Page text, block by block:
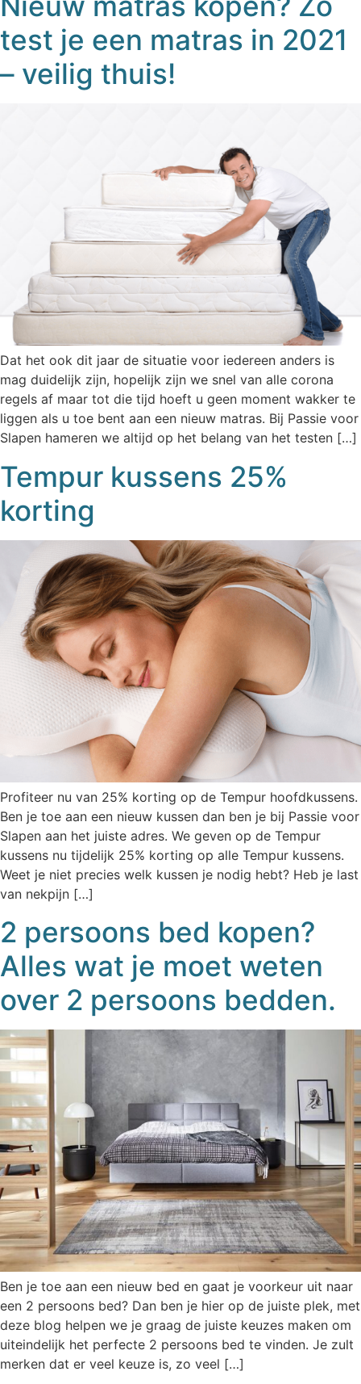
test je een matras in 2021
– veilig thuis!
Dat het ook dit jaar de situatie voor iedereen anders is
mag duidelijk zijn, hopelijk zijn we snel van alle corona
regels af maar tot die tijd hoeft u geen moment wakker te
liggen als u toe bent aan een nieuw matras. Bij Passie voor
Slapen hameren we altijd op het belang van het testen […]
Tempur kussens 25%
korting
Profiteer nu van 25% korting op de Tempur hoofdkussens.
Ben je toe aan een nieuw kussen dan ben je bij Passie voor
Slapen aan het juiste adres. We geven op de Tempur
kussens nu tijdelijk 25% korting op alle Tempur kussens.
Weet je niet precies welk kussen je nodig hebt? Heb je last
van nekpijn […]
2 persoons bed kopen?
Alles wat je moet weten
over 2 persoons bedden.
Ben je toe aan een nieuw bed en gaat je voorkeur uit naar
een 2 persoons bed? Dan ben je hier op de juiste plek, met
deze blog helpen we je graag de juiste keuzes maken om
uiteindelijk het perfecte 2 persoons bed te vinden. Je zult
merken dat er veel keuze is, zo veel […]